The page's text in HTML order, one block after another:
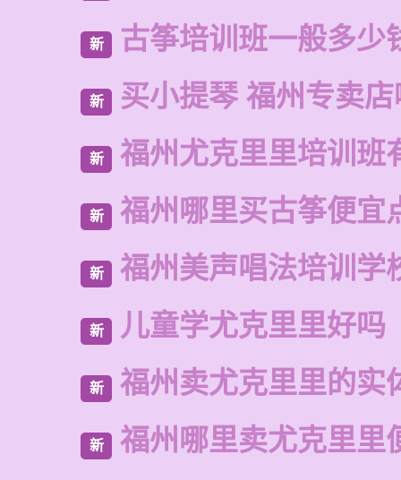
新 古筝培训班一般多少
新 买小提琴 福州专卖
新 福州尤克里里培训班
新 福州哪里买古筝便宜
新 福州美声唱法培训学
新 儿童学尤克里里好吗
新 福州卖尤克里里的实
新 福州哪里卖尤克里里